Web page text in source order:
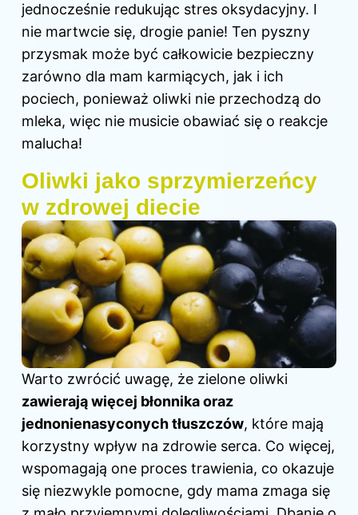
jednocześnie redukując stres oksydacyjny. I
nie martwcie się, drogie panie! Ten pyszny
przysmak może być całkowicie bezpieczny
zarówno dla mam karmiących, jak i ich
pociech, ponieważ oliwki nie przechodzą do
mleka, więc nie musicie obawiać się o reakcje
malucha!
Oliwki jako sprzymierzeńcy
w zdrowej diecie
Warto zwrócić uwagę, że zielone oliwki
zawierają więcej błonnika oraz
jednonienasyconych tłuszczów, które mają
korzystny wpływ na zdrowie serca. Co więcej,
wspomagają one proces trawienia, co okazuje
się niezwykle pomocne, gdy mama zmaga się